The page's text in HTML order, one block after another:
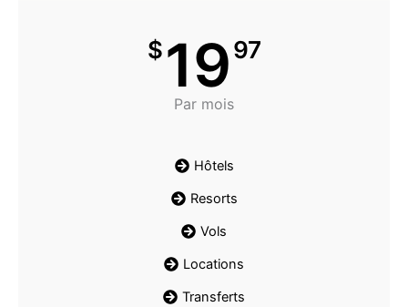
$1997
Par mois
Hôtels
Resorts
Vols
Locations
Transferts